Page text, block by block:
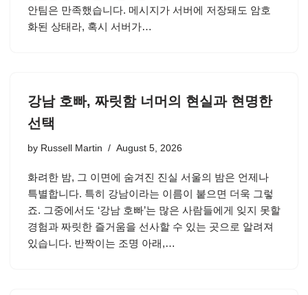
안팀은 만족했습니다. 메시지가 서버에 저장돼도 암호
화된 상태라, 혹시 서버가…
강남 호빠, 짜릿함 너머의 현실과 현명한
선택
by Russell Martin August 5, 2026
화려한 밤, 그 이면에 숨겨진 진실 서울의 밤은 언제나
특별합니다. 특히 강남이라는 이름이 붙으면 더욱 그렇
죠. 그중에서도 ‘강남 호빠’는 많은 사람들에게 잊지 못할
경험과 짜릿한 즐거움을 선사할 수 있는 곳으로 알려져
있습니다. 반짝이는 조명 아래,…